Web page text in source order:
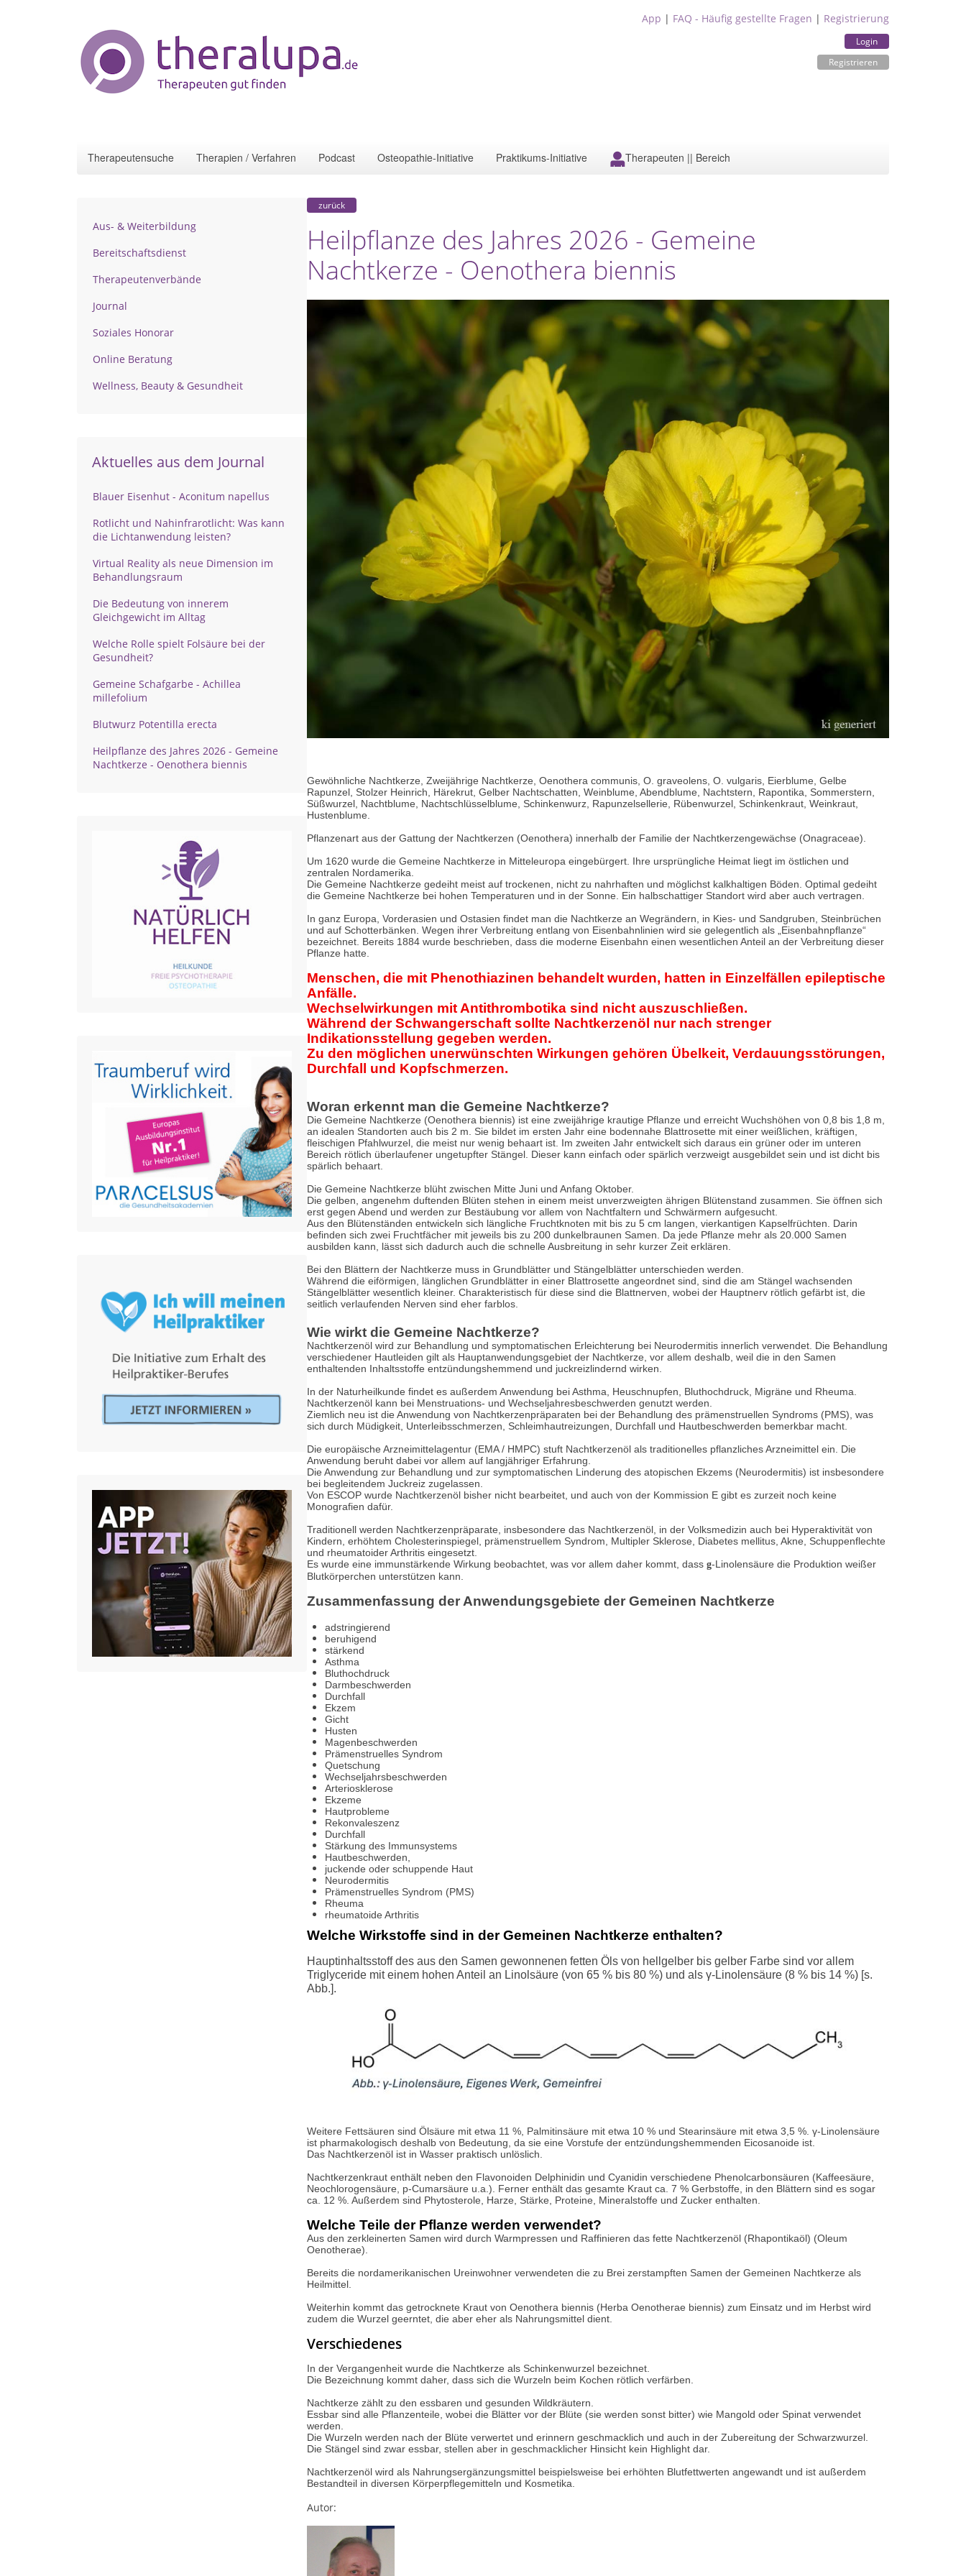
App | FAQ - Häufig gestellte Fragen | Registrierung
Login
Registrieren
Therapeutensuche Therapien / Verfahren Podcast Osteopathie-Initiative Praktikums-Initiative Therapeuten || Bereich
Aus- & Weiterbildung
Bereitschaftsdienst
Therapeutenverbände
Journal
Soziales Honorar
Online Beratung
Wellness, Beauty & Gesundheit
Aktuelles aus dem Journal
Blauer Eisenhut - Aconitum napellus
Rotlicht und Nahinfrarotlicht: Was kann
die Lichtanwendung leisten?
Virtual Reality als neue Dimension im
Behandlungsraum
Die Bedeutung von innerem
Gleichgewicht im Alltag
Welche Rolle spielt Folsäure bei der
Gesundheit?
Gemeine Schafgarbe - Achillea
millefolium
Blutwurz Potentilla erecta
Heilpflanze des Jahres 2026 - Gemeine
Nachtkerze - Oenothera biennis
zurück
Heilpflanze des Jahres 2026 - Gemeine
Nachtkerze - Oenothera biennis
Gewöhnliche Nachtkerze, Zweijährige Nachtkerze, Oenothera communis, O. graveolens, O. vulgaris, Eierblume, Gelbe
Rapunzel, Stolzer Heinrich, Härekrut, Gelber Nachtschatten, Weinblume, Abendblume, Nachtstern, Rapontika, Sommerstern,
Süßwurzel, Nachtblume, Nachtschlüsselblume, Schinkenwurz, Rapunzelsellerie, Rübenwurzel, Schinkenkraut, Weinkraut,
Hustenblume.
Pflanzenart aus der Gattung der Nachtkerzen (Oenothera) innerhalb der Familie der Nachtkerzengewächse (Onagraceae).
Um 1620 wurde die Gemeine Nachtkerze in Mitteleuropa eingebürgert. Ihre ursprüngliche Heimat liegt im östlichen und
zentralen Nordamerika.
Die Gemeine Nachtkerze gedeiht meist auf trockenen, nicht zu nahrhaften und möglichst kalkhaltigen Böden. Optimal gedeiht
die Gemeine Nachtkerze bei hohen Temperaturen und in der Sonne. Ein halbschattiger Standort wird aber auch vertragen.
In ganz Europa, Vorderasien und Ostasien findet man die Nachtkerze an Wegrändern, in Kies- und Sandgruben, Steinbrüchen
und auf Schotterbänken. Wegen ihrer Verbreitung entlang von Eisenbahnlinien wird sie gelegentlich als „Eisenbahnpflanze“
bezeichnet. Bereits 1884 wurde beschrieben, dass die moderne Eisenbahn einen wesentlichen Anteil an der Verbreitung dieser
Pflanze hatte.
Menschen, die mit Phenothiazinen behandelt wurden, hatten in Einzelfällen epileptische
Anfälle.
Wechselwirkungen mit Antithrombotika sind nicht auszuschließen.
Während der Schwangerschaft sollte Nachtkerzenöl nur nach strenger
Indikationsstellung gegeben werden.
Zu den möglichen unerwünschten Wirkungen gehören Übelkeit, Verdauungsstörungen,
Durchfall und Kopfschmerzen.
Woran erkennt man die Gemeine Nachtkerze?
Die Gemeine Nachtkerze (Oenothera biennis) ist eine zweijährige krautige Pflanze und erreicht Wuchshöhen von 0,8 bis 1,8 m,
an idealen Standorten auch bis 2 m. Sie bildet im ersten Jahr eine bodennahe Blattrosette mit einer weißlichen, kräftigen,
fleischigen Pfahlwurzel, die meist nur wenig behaart ist. Im zweiten Jahr entwickelt sich daraus ein grüner oder im unteren
Bereich rötlich überlaufener ungetupfter Stängel. Dieser kann einfach oder spärlich verzweigt ausgebildet sein und ist dicht bis
spärlich behaart.
Die Gemeine Nachtkerze blüht zwischen Mitte Juni und Anfang Oktober.
Die gelben, angenehm duftenden Blüten stehen in einem meist unverzweigten ährigen Blütenstand zusammen. Sie öffnen sich
erst gegen Abend und werden zur Bestäubung vor allem von Nachtfaltern und Schwärmern aufgesucht.
Aus den Blütenständen entwickeln sich längliche Fruchtknoten mit bis zu 5 cm langen, vierkantigen Kapselfrüchten. Darin
befinden sich zwei Fruchtfächer mit jeweils bis zu 200 dunkelbraunen Samen. Da jede Pflanze mehr als 20.000 Samen
ausbilden kann, lässt sich dadurch auch die schnelle Ausbreitung in sehr kurzer Zeit erklären.
Bei den Blättern der Nachtkerze muss in Grundblätter und Stängelblätter unterschieden werden.
Während die eiförmigen, länglichen Grundblätter in einer Blattrosette angeordnet sind, sind die am Stängel wachsenden
Stängelblätter wesentlich kleiner. Charakteristisch für diese sind die Blattnerven, wobei der Hauptnerv rötlich gefärbt ist, die
seitlich verlaufenden Nerven sind eher farblos.
Wie wirkt die Gemeine Nachtkerze?
Nachtkerzenöl wird zur Behandlung und symptomatischen Erleichterung bei Neurodermitis innerlich verwendet. Die Behandlung
verschiedener Hautleiden gilt als Hauptanwendungsgebiet der Nachtkerze, vor allem deshalb, weil die in den Samen
enthaltenden Inhaltsstoffe entzündungshemmend und juckreizlindernd wirken.
In der Naturheilkunde findet es außerdem Anwendung bei Asthma, Heuschnupfen, Bluthochdruck, Migräne und Rheuma.
Nachtkerzenöl kann bei Menstruations- und Wechseljahresbeschwerden genutzt werden.
Ziemlich neu ist die Anwendung von Nachtkerzenpräparaten bei der Behandlung des prämenstruellen Syndroms (PMS), was
sich durch Müdigkeit, Unterleibsschmerzen, Schleimhautreizungen, Durchfall und Hautbeschwerden bemerkbar macht.
Die europäische Arzneimittelagentur (EMA / HMPC) stuft Nachtkerzenöl als traditionelles pflanzliches Arzneimittel ein. Die
Anwendung beruht dabei vor allem auf langjähriger Erfahrung.
Die Anwendung zur Behandlung und zur symptomatischen Linderung des atopischen Ekzems (Neurodermitis) ist insbesondere
bei begleitendem Juckreiz zugelassen.
Von ESCOP wurde Nachtkerzenöl bisher nicht bearbeitet, und auch von der Kommission E gibt es zurzeit noch keine
Monografien dafür.
Traditionell werden Nachtkerzenpräparate, insbesondere das Nachtkerzenöl, in der Volksmedizin auch bei Hyperaktivität von
Kindern, erhöhtem Cholesterinspiegel, prämenstruellem Syndrom, Multipler Sklerose, Diabetes mellitus, Akne, Schuppenflechte
und rheumatoider Arthritis eingesetzt.
Es wurde eine immunstärkende Wirkung beobachtet, was vor allem daher kommt, dass g-Linolensäure die Produktion weißer
Blutkörperchen unterstützen kann.
Zusammenfassung der Anwendungsgebiete der Gemeinen Nachtkerze
adstringierend
beruhigend
stärkend
Asthma
Bluthochdruck
Darmbeschwerden
Durchfall
Ekzem
Gicht
Husten
Magenbeschwerden
Prämenstruelles Syndrom
Quetschung
Wechseljahrsbeschwerden
Arteriosklerose
Ekzeme
Hautprobleme
Rekonvaleszenz
Durchfall
Stärkung des Immunsystems
Hautbeschwerden,
juckende oder schuppende Haut
Neurodermitis
Prämenstruelles Syndrom (PMS)
Rheuma
rheumatoide Arthritis
Welche Wirkstoffe sind in der Gemeinen Nachtkerze enthalten?
Hauptinhaltsstoff des aus den Samen gewonnenen fetten Öls von hellgelber bis gelber Farbe sind vor allem
Triglyceride mit einem hohen Anteil an Linolsäure (von 65 % bis 80 %) und als γ-Linolensäure (8 % bis 14 %) [s.
Abb.].
Weitere Fettsäuren sind Ölsäure mit etwa 11 %, Palmitinsäure mit etwa 10 % und Stearinsäure mit etwa 3,5 %. γ-Linolensäure
ist pharmakologisch deshalb von Bedeutung, da sie eine Vorstufe der entzündungshemmenden Eicosanoide ist.
Das Nachtkerzenöl ist in Wasser praktisch unlöslich.
Nachtkerzenkraut enthält neben den Flavonoiden Delphinidin und Cyanidin verschiedene Phenolcarbonsäuren (Kaffeesäure,
Neochlorogensäure, p-Cumarsäure u.a.). Ferner enthält das gesamte Kraut ca. 7 % Gerbstoffe, in den Blättern sind es sogar
ca. 12 %. Außerdem sind Phytosterole, Harze, Stärke, Proteine, Mineralstoffe und Zucker enthalten.
Welche Teile der Pflanze werden verwendet?
Aus den zerkleinerten Samen wird durch Warmpressen und Raffinieren das fette Nachtkerzenöl (Rhapontikaöl) (Oleum
Oenotherae).
Bereits die nordamerikanischen Ureinwohner verwendeten die zu Brei zerstampften Samen der Gemeinen Nachtkerze als
Heilmittel.
Weiterhin kommt das getrocknete Kraut von Oenothera biennis (Herba Oenotherae biennis) zum Einsatz und im Herbst wird
zudem die Wurzel geerntet, die aber eher als Nahrungsmittel dient.
Verschiedenes
In der Vergangenheit wurde die Nachtkerze als Schinkenwurzel bezeichnet.
Die Bezeichnung kommt daher, dass sich die Wurzeln beim Kochen rötlich verfärben.
Nachtkerze zählt zu den essbaren und gesunden Wildkräutern.
Essbar sind alle Pflanzenteile, wobei die Blätter vor der Blüte (sie werden sonst bitter) wie Mangold oder Spinat verwendet
werden.
Die Wurzeln werden nach der Blüte verwertet und erinnern geschmacklich und auch in der Zubereitung der Schwarzwurzel.
Die Stängel sind zwar essbar, stellen aber in geschmacklicher Hinsicht kein Highlight dar.
Nachtkerzenöl wird als Nahrungsergänzungsmittel beispielsweise bei erhöhten Blutfettwerten angewandt und ist außerdem
Bestandteil in diversen Körperpflegemitteln und Kosmetika.
Autor: